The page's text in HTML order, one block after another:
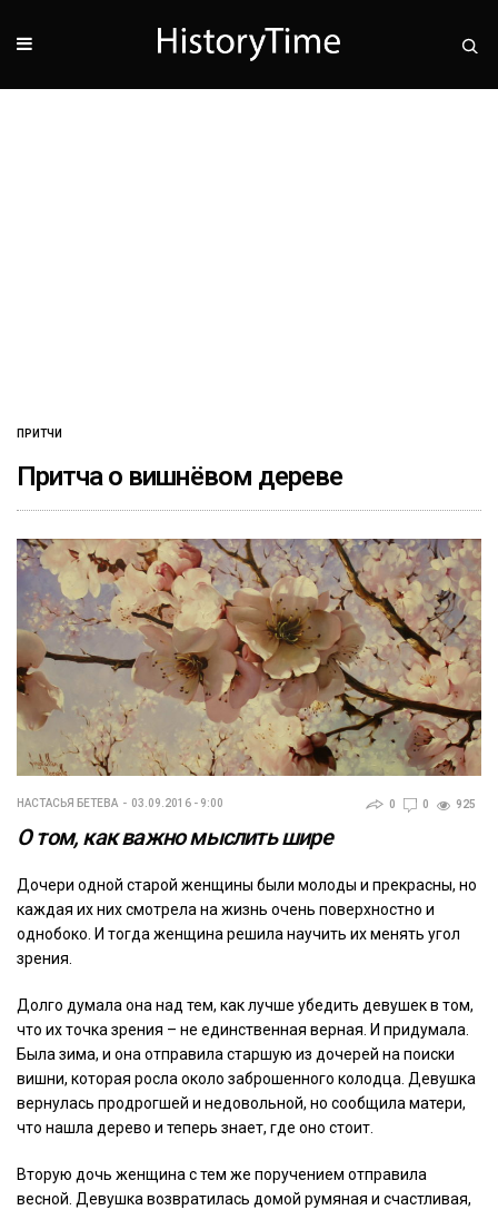
ПРИТЧИ
Притча о вишнёвом дереве
НАСТАСЬЯ БЕТЕВА 03.09.2016 - 9:00 0 0 925
О том, как важно мыслить шире
Дочери одной старой женщины были молоды и прекрасны, но
каждая их них смотрела на жизнь очень поверхностно и
однобоко. И тогда женщина решила научить их менять угол
зрения.
Долго думала она над тем, как лучше убедить девушек в том,
что их точка зрения – не единственная верная. И придумала.
Была зима, и она отправила старшую из дочерей на поиски
вишни, которая росла около заброшенного колодца. Девушка
вернулась продрогшей и недовольной, но сообщила матери,
что нашла дерево и теперь знает, где оно стоит.
Вторую дочь женщина с тем же поручением отправила
весной. Девушка возвратилась домой румяная и счастливая,